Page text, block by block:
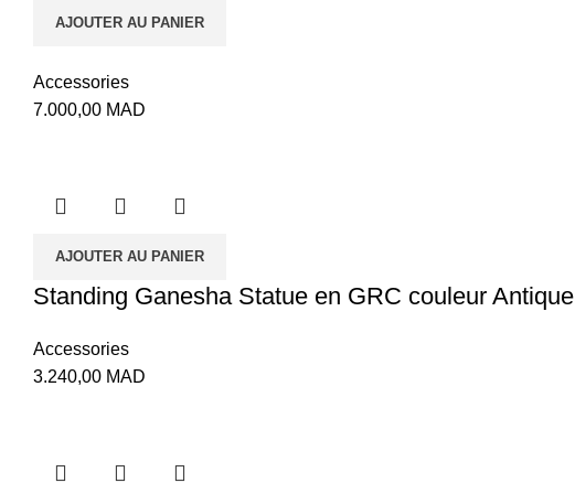
AJOUTER AU PANIER
Accessories
7.000,00 MAD
AJOUTER AU PANIER
Standing Ganesha Statue en GRC couleur Antique
Accessories
3.240,00 MAD